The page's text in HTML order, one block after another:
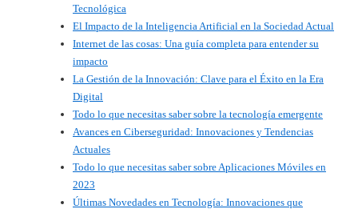
Tecnológica
El Impacto de la Inteligencia Artificial en la Sociedad Actual
Internet de las cosas: Una guía completa para entender su
impacto
La Gestión de la Innovación: Clave para el Éxito en la Era
Digital
Todo lo que necesitas saber sobre la tecnología emergente
Avances en Ciberseguridad: Innovaciones y Tendencias
Actuales
Todo lo que necesitas saber sobre Aplicaciones Móviles en
2023
Últimas Novedades en Tecnología: Innovaciones que